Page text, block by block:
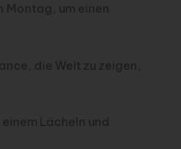
Montag, um einen
die Welt zu zeigen,
Lächeln und